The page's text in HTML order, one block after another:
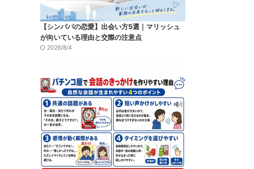
【シンパパの恋愛】出会い方5選｜マリッシュ
が向いている理由と交際の注意点
2026/8/4